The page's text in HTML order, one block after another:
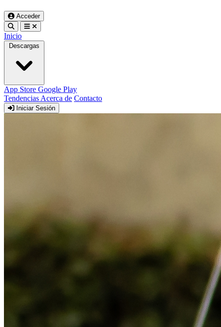
Acceder
Inicio
Descargas
App Store Google Play
Tendencias Acerca de Contacto
Iniciar Sesión